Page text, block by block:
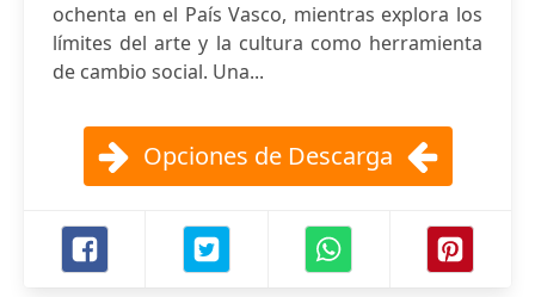
ochenta en el País Vasco, mientras explora los
límites del arte y la cultura como herramienta
de cambio social. Una...
Opciones de Descarga